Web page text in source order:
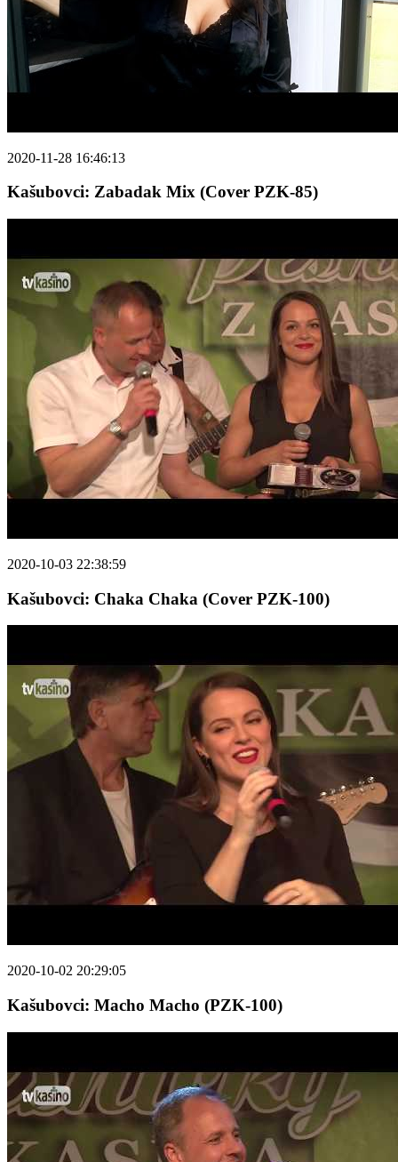
2020-11-28 16:46:13
Kašubovci: Zabadak Mix (Cover PZK-85)
2020-10-03 22:38:59
Kašubovci: Chaka Chaka (Cover PZK-100)
2020-10-02 20:29:05
Kašubovci: Macho Macho (PZK-100)